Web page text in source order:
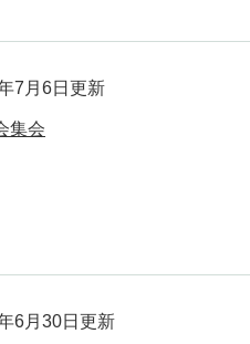
7月6日更新
集会
6月30日更新